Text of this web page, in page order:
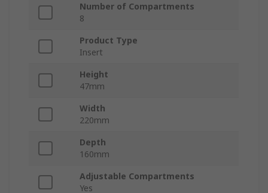
Number of Compartments
8
Product Type
Insert
Height
47mm
Width
220mm
Depth
160mm
Adjustable Compartments
Yes